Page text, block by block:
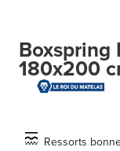
Boxspring
180x200
Ressorts